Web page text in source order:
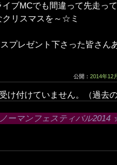
イブMCでも間違って先走っ
クリスマスを～☆ミ
プレゼント下さった皆さん
公開： 2014年12
け付けていません。（過去
ーマンフェスティバル2014